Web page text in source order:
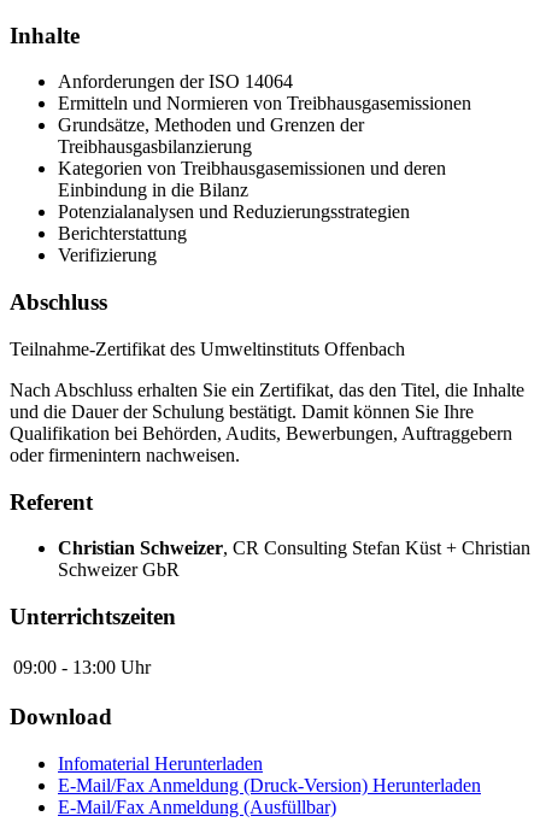
Inhalte
Anforderungen der ISO 14064
Ermitteln und Normieren von Treibhausgasemissionen
Grundsätze, Methoden und Grenzen der
Treibhausgasbilanzierung
Kategorien von Treibhausgasemissionen und deren
Einbindung in die Bilanz
Potenzialanalysen und Reduzierungsstrategien
Berichterstattung
Verifizierung
Abschluss
Teilnahme-Zertifikat des Umweltinstituts Offenbach
Nach Abschluss erhalten Sie ein Zertifikat, das den Titel, die Inhalte
und die Dauer der Schulung bestätigt. Damit können Sie Ihre
Qualifikation bei Behörden, Audits, Bewerbungen, Auftraggebern
oder firmenintern nachweisen.
Referent
Christian Schweizer, CR Consulting Stefan Küst + Christian
Schweizer GbR
Unterrichtszeiten
09:00 - 13:00 Uhr
Download
Infomaterial Herunterladen
E-Mail/Fax Anmeldung (Druck-Version) Herunterladen
E-Mail/Fax Anmeldung (Ausfüllbar)